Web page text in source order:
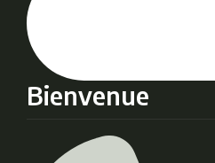
Bienvenue